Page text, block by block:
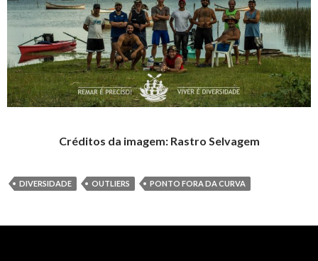
Créditos da imagem: Rastro Selvagem
DIVERSIDADE OUTLIERS PONTO FORA DA CURVA